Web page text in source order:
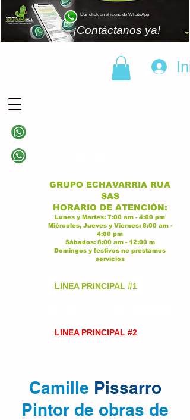
Dar click en el icono de WhatsApp
¡Contáctanos ya!
GRUPO ECHAVARRIA RUA
SAS
HORARIO DE ATENCIÓN:
Lunes y Martes: 7:00 am - 4:00 pm
Miércoles, Jueves y Viernes: 8:00 am -
4:00 pm
Sábados: 8:00 am - 12:00 m
Domingos y festivos no prestamos
servicios
LINEA PRINCIPAL #1
LINEA PRINCIPAL #2
Camille Pissarro
Pintor de obras de